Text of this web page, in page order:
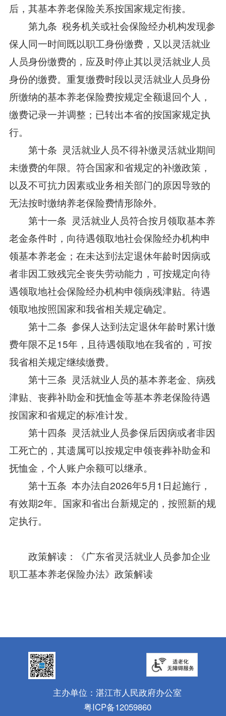
后，其基本养老保险关系按国家规定衔接。
第九条 税务机关或社会保险经办机构发现参
保人同一时间既以职工身份缴费，又以灵活就业
人员身份缴费的，应及时停止其以灵活就业人员
身份的缴费。重复缴费时段以灵活就业人员身份
所缴纳的基本养老保险费按规定全额退回个人，
缴费记录一并调整；已转出本省的按国家规定执
行。
第十条 灵活就业人员不得补缴灵活就业期间
未缴费的年限。符合国家和省规定的补缴政策，
以及不可抗力因素或业务相关部门的原因导致的
无法按时缴纳养老保险费情形除外。
第十一条 灵活就业人员符合按月领取基本养
老金条件时，向待遇领取地社会保险经办机构申
领基本养老金；在未达到法定退休年龄时因病或
者非因工致残完全丧失劳动能力，可按规定向待
遇领取地社会保险经办机构申领病残津贴。待遇
领取地按照国家和我省相关规定确定。
第十二条 参保人达到法定退休年龄时累计缴
费年限不足15年，且待遇领取地在我省的，可按
我省相关规定继续缴费。
第十三条 灵活就业人员的基本养老金、病残
津贴、丧葬补助金和抚恤金等基本养老保险待遇
按国家和省规定的标准计发。
第十四条 灵活就业人员参保后因病或者非因
工死亡的，其遗属可以按规定申领丧葬补助金和
抚恤金，个人账户余额可以继承。
第十五条 本办法自2026年5月1日起施行，
有效期2年。国家和省出台新规定的，按照新的规
定执行。
政策解读：
《广东省灵活就业人员参加企业
职工基本养老保险办法》政策解读
主办单位：湛江市人民政府办公室
粤ICP备12059860